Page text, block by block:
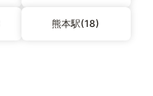
熊本駅(18)